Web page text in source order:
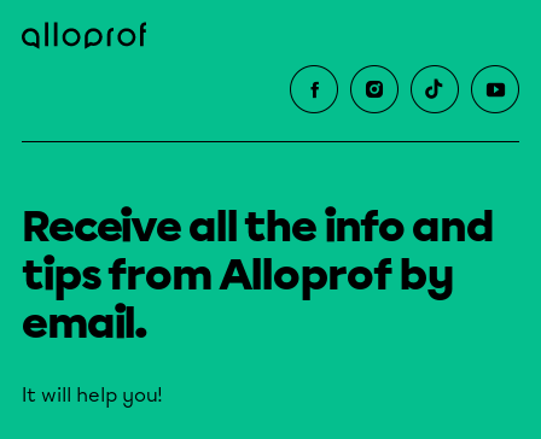
Receive all the info and
tips from Alloprof by
email.
It will help you!